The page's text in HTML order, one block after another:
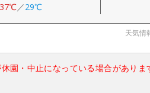
37℃／29℃
天気情
園・中止になっている場合があり